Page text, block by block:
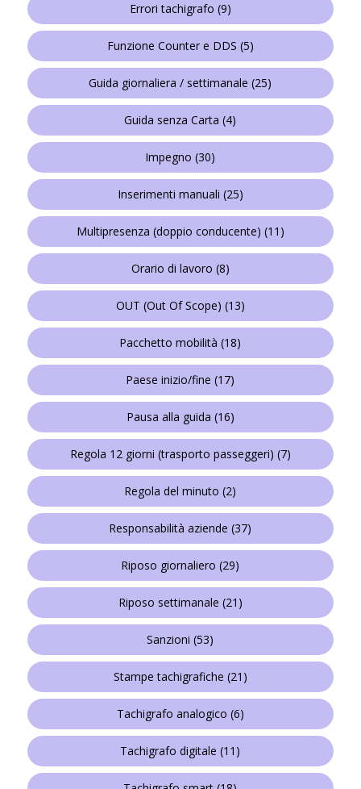
Errori tachigrafo (9)
Funzione Counter e DDS (5)
Guida giornaliera / settimanale (25)
Guida senza Carta (4)
Impegno (30)
Inserimenti manuali (25)
Multipresenza (doppio conducente) (11)
Orario di lavoro (8)
OUT (Out Of Scope) (13)
Pacchetto mobilità (18)
Paese inizio/fine (17)
Pausa alla guida (16)
Regola 12 giorni (trasporto passeggeri) (7)
Regola del minuto (2)
Responsabilità aziende (37)
Riposo giornaliero (29)
Riposo settimanale (21)
Sanzioni (53)
Stampe tachigrafiche (21)
Tachigrafo analogico (6)
Tachigrafo digitale (11)